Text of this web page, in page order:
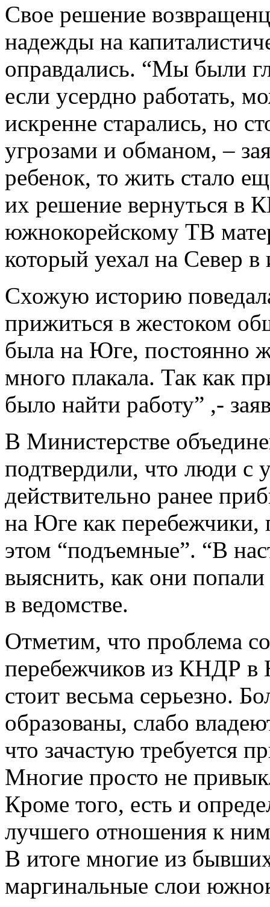
Свое решение
надежды на
оправдались. “Мы были
если усердно работать,
искренне старались, но
угрозами и обманом, –
ребенок, то жить стало
их решение вернуться в
южнокорейскому ТВ
который уехал на Север
Схожую историю
прижиться в жестоком
была на Юге, постоянно
много плакала. Так как
было найти работу” ,-
В Министерстве
подтвердили, что люди с
действительно ранее
на Юге как
этом “подъемные”. “В
выяснить, как они
в ведомстве.
Отметим, что проблема
перебежчиков из КНДР в
стоит весьма серьезно.
образованы, слабо
что зачастую требуется
Многие просто не
Кроме того, есть и
лучшего отношения к
В итоге многие из
маргинальные слои